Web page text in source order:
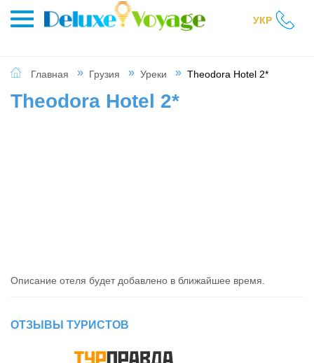
УКР
Главная Грузия Уреки Theodora Hotel 2*
Theodora Hotel 2*
Описание отеля будет добавлено в ближайшее время.
ОТЗЫВЫ ТУРИСТОВ